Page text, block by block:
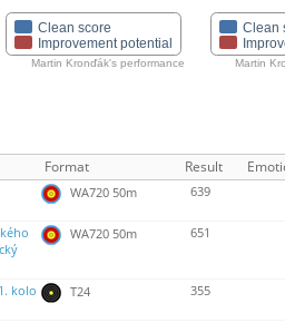
Clean score
Improvement potential
Martin Kronďák's performance
Clean
Martin
Format Result
WA720 50m 639
WA720 50m 651
kolo
T24 355